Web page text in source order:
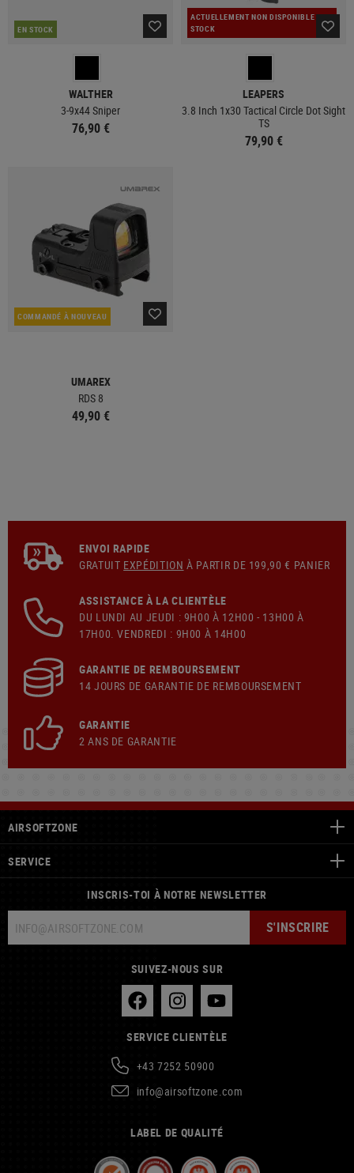
EN STOCK
WALTHER
3-9x44 Sniper
76,90 €
ACTUELLEMENT NON DISPONIBLE EN
STOCK
LEAPERS
3.8 Inch 1x30 Tactical Circle Dot Sight
TS
79,90 €
COMMANDÉ À NOUVEAU
UMAREX
RDS 8
49,90 €
ENVOI RAPIDE
GRATUIT EXPÉDITION À PARTIR DE 199,90 € PANIER
ASSISTANCE À LA CLIENTÈLE
DU LUNDI AU JEUDI : 9H00 À 12H00 - 13H00 À
17H00. VENDREDI : 9H00 À 14H00
GARANTIE DE REMBOURSEMENT
14 JOURS DE GARANTIE DE REMBOURSEMENT
GARANTIE
2 ANS DE GARANTIE
AIRSOFTZONE
SERVICE
INSCRIS-TOI À NOTRE NEWSLETTER
S'INSCRIRE
SUIVEZ-NOUS SUR
SERVICE CLIENTÈLE
+43 7252 50900
info@airsoftzone.com
LABEL DE QUALITÉ